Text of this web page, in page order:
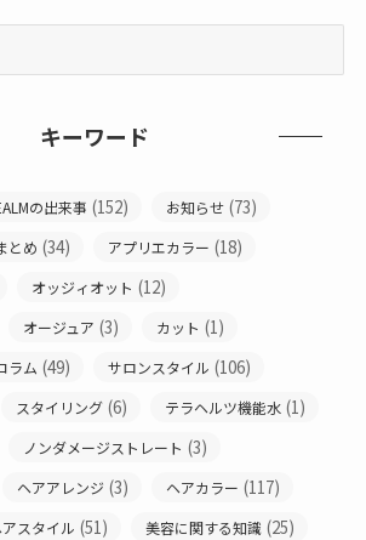
キーワード
の出来事 (152) お知らせ (73)
とめ (34) アプリエカラー (18)
オッジィオット (12)
オージュア (3) カット (1)
ラム (49) サロンスタイル (106)
スタイリング (6) テラヘルツ機能水 (1)
ノンダメージストレート (3)
ヘアアレンジ (3) ヘアカラー (117)
スタイル (51) 美容に関する知識 (25)